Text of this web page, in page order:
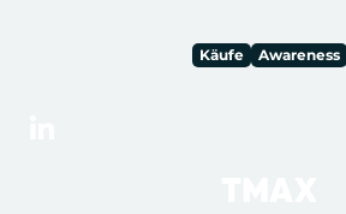
Käufe Awareness